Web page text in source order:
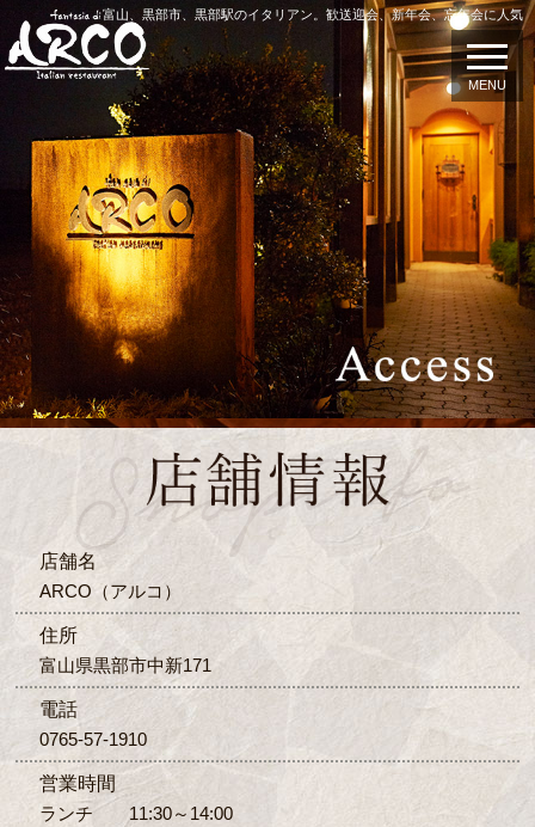
富山、黒部市、黒部駅のイタリアン。歓送迎会、新年会、忘年会に人気
MENU
店舗名
ARCO（アルコ）
住所
富山県黒部市中新171
電話
0765-57-1910
営業時間
ランチ 11:30～14:00